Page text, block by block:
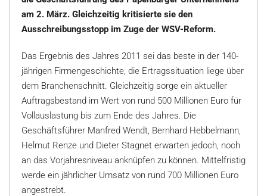
am 2. März. Gleichzeitig kritisierte sie den
Ausschreibungsstopp im Zuge der WSV-Reform.
Das Ergebnis des Jahres 2011 sei das beste in der 140-
jährigen Firmengeschichte, die Ertragssituation liege über
dem Branchenschnitt. Gleichzeitig sorge ein aktueller
Auftragsbestand im Wert von rund 500 Millionen Euro für
Vollauslastung bis zum Ende des Jahres. Die
Geschäftsführer Manfred Wendt, Bernhard Hebbelmann,
Helmut Renze und Dieter Stagnet erwarten jedoch, noch
an das Vorjahresniveau anknüpfen zu können. Mittelfristig
werde ein jährlicher Umsatz von rund 700 Millionen Euro
angestrebt.